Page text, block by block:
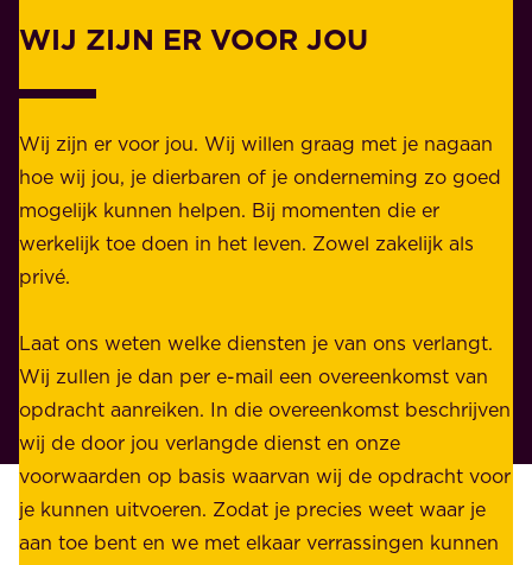
Z
k
e
l
i
j
k
n
p
r
i
v
é
.
i
h
e
i
d
d
e
w
i
j
d
r
a
WIJ ZIJN ER VOOR JOU
Wij zijn er voor jou. Wij willen graag met je nagaan
hoe wij jou, je dierbaren of je onderneming zo goed
mogelijk kunnen helpen. Bij momenten die er
werkelijk toe doen in het leven. Zowel zakelijk als
privé.
Laat ons weten welke diensten je van ons verlangt.
Wij zullen je dan per e-mail een overeenkomst van
opdracht aanreiken. In die overeenkomst beschrijven
wij de door jou verlangde dienst en onze
voorwaarden op basis waarvan wij de opdracht voor
je kunnen uitvoeren. Zodat je precies weet waar je
aan toe bent en we met elkaar verrassingen kunnen